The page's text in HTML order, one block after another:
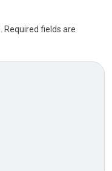
Required fields are